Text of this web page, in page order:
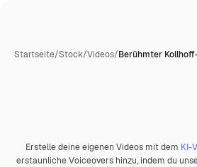
Startseite/Stock/Videos/Berühmter
Premium
Erstelle deine eigenen Videos mit dem KI-
erstaunliche Voiceovers hinzu, indem du